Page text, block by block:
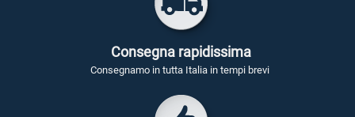
Consegna rapidissima
Consegnamo in tutta Italia in tempi brevi